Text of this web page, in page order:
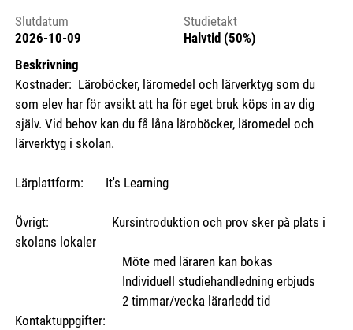
Slutdatum
2026-10-09
Studietakt
Halvtid (50%)
Beskrivning
Kostnader: Läroböcker, läromedel och lärverktyg som du
som elev har för avsikt att ha för eget bruk köps in av dig
själv. Vid behov kan du få låna läroböcker, läromedel och
lärverktyg i skolan.
Lärplattform: It's Learning
Övrigt: Kursintroduktion och prov sker på plats i
skolans lokaler
Möte med läraren kan bokas
Individuell studiehandledning erbjuds
2 timmar/vecka lärarledd tid
Kontaktuppgifter: